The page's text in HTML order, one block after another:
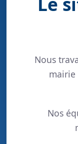
Nous
mairie
Nos